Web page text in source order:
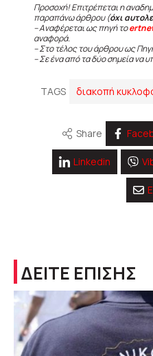
Προσοχή! Επιτρέπεται η
παραπάνω άρθρου (όχι
– Αναφέρεται ως πηγή το
αναφορά.
– Στο τέλος του άρθρου ως
– Σε ένα από τα δύο σημεία να
TAGS διακοπή
Share
Linkedin
ΔΕΙΤΕ ΕΠΙΣΗΣ